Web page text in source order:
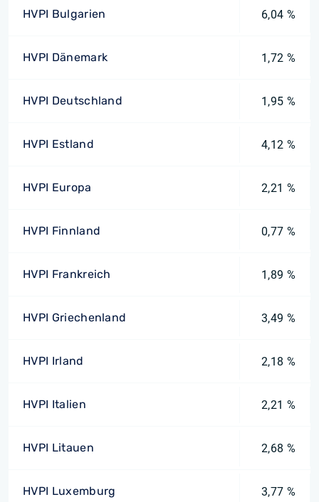
HVPI Bulgarien 6,04 %
HVPI Dänemark 1,72 %
HVPI Deutschland 1,95 %
HVPI Estland 4,12 %
HVPI Europa 2,21 %
HVPI Finnland 0,77 %
HVPI Frankreich 1,89 %
HVPI Griechenland 3,49 %
HVPI Irland 2,18 %
HVPI Italien 2,21 %
HVPI Litauen 2,68 %
HVPI Luxemburg 3,77 %